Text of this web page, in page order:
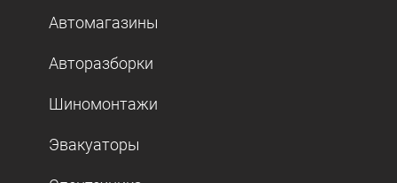
Автомагазины
Авторазборки
Шиномонтажи
Эвакуаторы